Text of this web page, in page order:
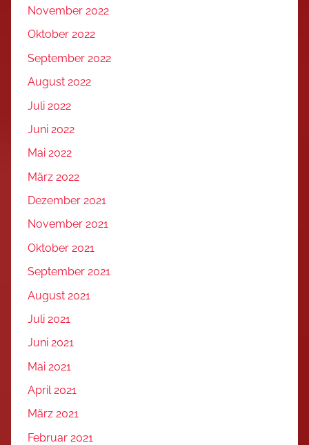
November 2022
Oktober 2022
September 2022
August 2022
Juli 2022
Juni 2022
Mai 2022
März 2022
Dezember 2021
November 2021
Oktober 2021
September 2021
August 2021
Juli 2021
Juni 2021
Mai 2021
April 2021
März 2021
Februar 2021